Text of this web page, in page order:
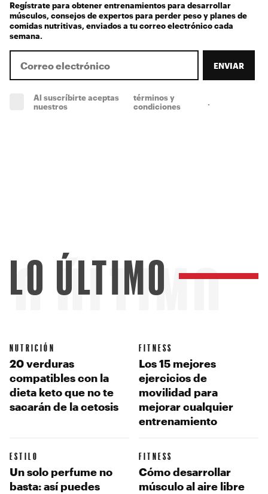
Regístrate para obtener entrenamientos para desarrollar
músculos, consejos de expertos para perder peso y planes de
comidas nutritivas, enviados a tu correo electrónico cada
semana.
ENVIAR
Al suscríbirte aceptas
nuestros
términos y
condiciones
ÚLTIMO
LO ÚLTIMO
NUTRICIÓN
20 verduras
compatibles con la
dieta keto que no te
sacarán de la cetosis
FITNESS
Los 15 mejores
ejercicios de
movilidad para
mejorar cualquier
entrenamiento
ESTILO
Un solo perfume no
basta: así puedes
FITNESS
Cómo desarrollar
músculo al aire libre